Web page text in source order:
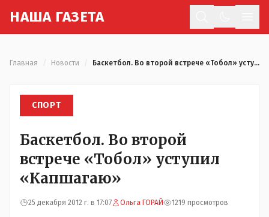
НАША ГАЗЕТА
Главная Новости Баскетбол. Во второй встрече «Тобол» уступил «Капшагаю»
СПОРТ
Баскетбол. Во второй
встрече «Тобол» уступил
«Капшагаю»
25 декабря 2012 г. в 17:07 Ольга ГОРАЙ 1219 просмотров